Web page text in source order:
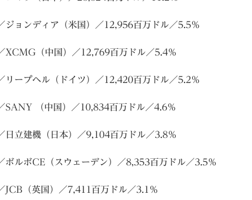
ジョンディア（米国）／12,956百万ドル／5.5％
XCMG（中国）／12,769百万ドル／5.4％
リープヘル（ドイツ）／12,420百万ドル／5.2％
SANY （中国）／10,834百万ドル／4.6％
日立建機（日本）／9,104百万ドル／3.8％
ボルボCE（スウェーデン）／8,353百万ドル／3.5％
JCB（英国）／7,411百万ドル／3.1％